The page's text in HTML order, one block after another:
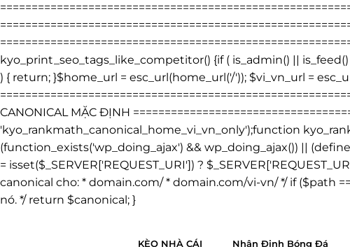
kyo_print_seo_tags_like_competitor() {if ( is_admin() ||
) { return; }$home_url = esc_url(home_url('/')); $vi_vn_url =
CANONICAL MẶC ĐỊNH
'kyo_rankmath_canonical_home_vi_vn_only');function
(function_exists('wp_doing_ajax') && wp_doing_ajax()) ||
= isset($_SERVER['REQUEST_URI']) ?
canonical cho: * domain.com/ * domain.com/vi-vn/ */ if ($path
nó. */ return $canonical; }Chuyển
KÈO NHÀ CÁI Nhận Định Bóng Đá